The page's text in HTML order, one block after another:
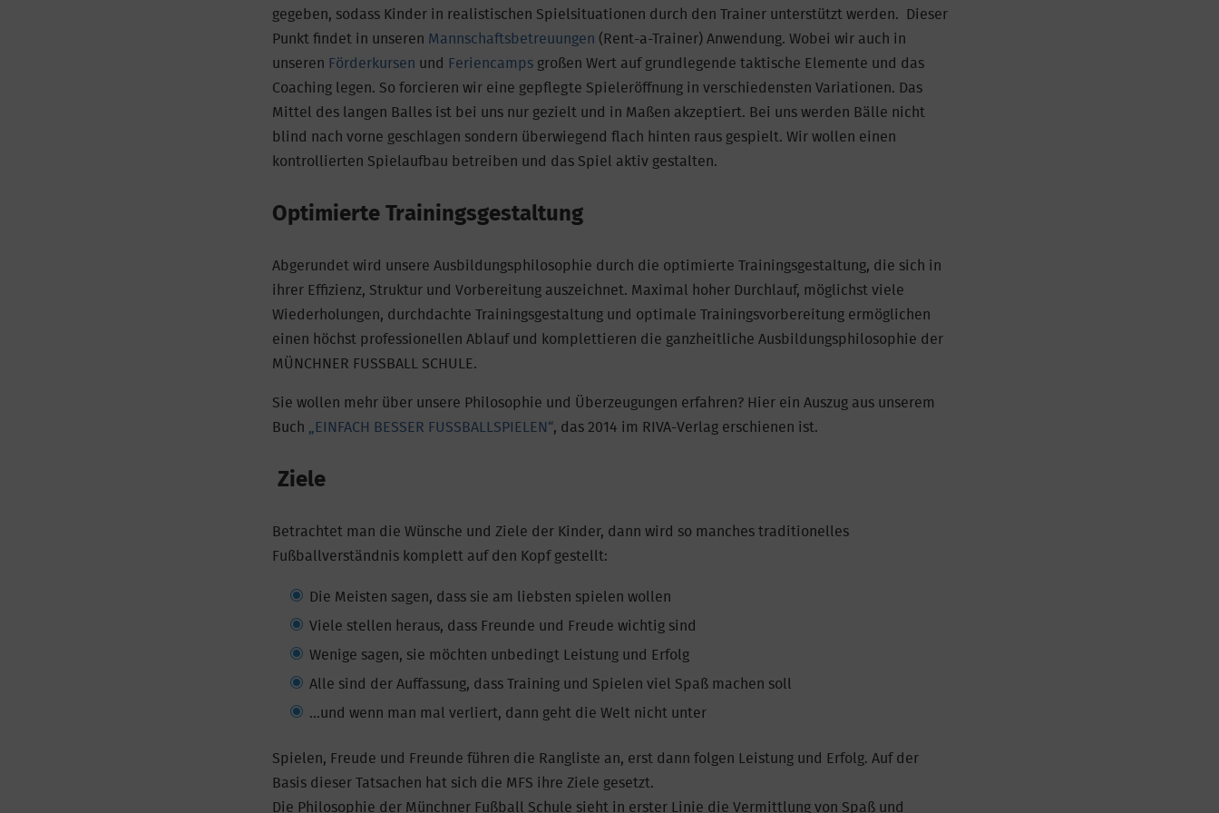
gegeben, sodass Kinder in realistischen Spielsituationen durch den Trainer unterstützt werden. Dieser
Punkt findet in unseren Mannschaftsbetreuungen (Rent-a-Trainer) Anwendung. Wobei wir auch in
unseren Förderkursen und Feriencampsgroßen Wert auf grundlegende taktische Elemente und das
Coaching legen. So forcieren wir eine gepflegte Spieleröffnung in verschiedensten Variationen. Das
Mittel des langen Balles ist bei uns nur gezielt und in Maßen akzeptiert. Bei uns werden Bälle nicht
blind nach vorne geschlagen sondern überwiegend flach hinten raus gespielt. Wir wollen einen
kontrollierten Spielaufbau betreiben und das Spiel aktiv gestalten.
Optimierte Trainingsgestaltung
Abgerundet wird unsere Ausbildungsphilosophie durch die optimierte Trainingsgestaltung, die sich in
ihrer Effizienz, Struktur und Vorbereitung auszeichnet. Maximal hoher Durchlauf, möglichst viele
Wiederholungen, durchdachte Trainingsgestaltung und optimale Trainingsvorbereitung ermöglichen
einen höchst professionellen Ablauf und komplettieren die ganzheitliche Ausbildungsphilosophie der
MÜNCHNER FUSSBALL SCHULE.
Sie wollen mehr über unsere Philosophie und Überzeugungen erfahren? Hier ein Auszug aus unserem
Buch „EINFACH BESSER FUSSBALLSPIELEN“, das 2014 im RIVA-Verlag erschienen ist.
Ziele
Betrachtet man die Wünsche und Ziele der Kinder, dann wird so manches traditionelles
Fußballverständnis komplett auf den Kopf gestellt:
Die Meisten sagen, dass sie am liebsten spielen wollen
Viele stellen heraus, dass Freunde und Freude wichtig sind
Wenige sagen, sie möchten unbedingt Leistung und Erfolg
Alle sind der Auffassung, dass Training und Spielen viel Spaß machen soll
…und wenn man mal verliert, dann geht die Welt nicht unter
Spielen, Freude und Freunde führen die Rangliste an, erst dann folgen Leistung und Erfolg. Auf der
Basis dieser Tatsachen hat sich die MFS ihre Ziele gesetzt.
Die Philosophie der Münchner Fußball Schule sieht in erster Linie die Vermittlung von Spaß und